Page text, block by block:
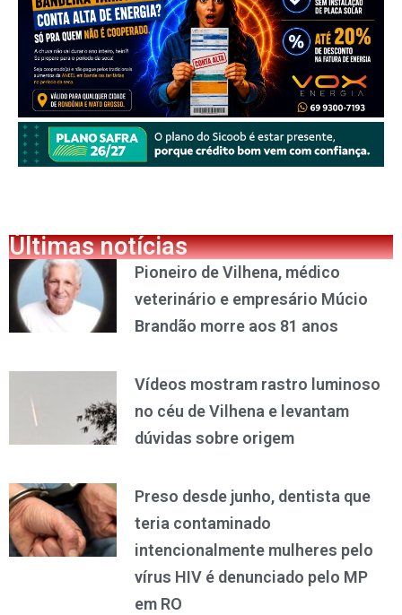
Últimas notícias
Pioneiro de Vilhena, médico
veterinário e empresário Múcio
Brandão morre aos 81 anos
Vídeos mostram rastro luminoso
no céu de Vilhena e levantam
dúvidas sobre origem
Preso desde junho, dentista que
teria contaminado
intencionalmente mulheres pelo
vírus HIV é denunciado pelo MP
em RO